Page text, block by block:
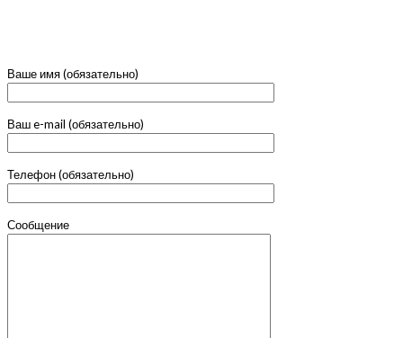
Ваше имя (обязательно)
Ваш e-mail (обязательно)
Телефон (обязательно)
Сообщение